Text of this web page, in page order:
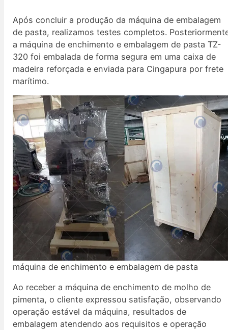
Após concluir a produção da máquina de embalagem
de pasta, realizamos testes completos.
a máquina de enchimento e embalagem de pasta TZ-
320 foi embalada de forma segura em uma caixa de
madeira reforçada e enviada para Cingapura por frete
marítimo.
máquina de enchimento e embalagem de pasta
Ao receber a máquina de enchimento de molho de
pimenta, o cliente expressou satisfação, observando
operação estável da máquina, resultados de
embalagem atendendo aos requisitos e operação